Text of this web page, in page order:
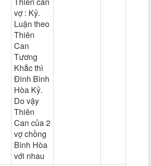
vợ : Kỷ.
Luận theo
Thiên
Can
Tương
Khắc thì
Đinh Bình
Hòa Kỷ.
Do vậy
Thiên
Can của 2
vợ chồng
Bình Hòa
với nhau